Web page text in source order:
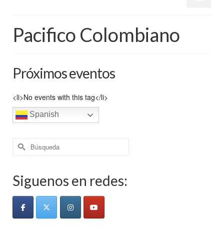
Pacifico Colombiano
Próximos eventos
<li>No events with this tag</li>
Spanish
Buscar
por:
Siguenos en redes: